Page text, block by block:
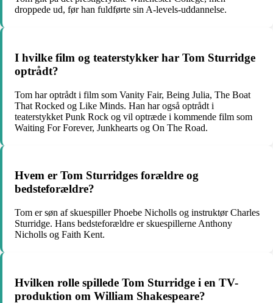
droppede ud, før han fuldførte sin A-levels-uddannelse.
I hvilke film og teaterstykker har Tom Sturridge
optrådt?
Tom har optrådt i film som Vanity Fair, Being Julia, The Boat
That Rocked og Like Minds. Han har også optrådt i
teaterstykket Punk Rock og vil optræde i kommende film som
Waiting For Forever, Junkhearts og On The Road.
Hvem er Tom Sturridges forældre og
bedsteforældre?
Tom er søn af skuespiller Phoebe Nicholls og instruktør Charles
Sturridge. Hans bedsteforældre er skuespillerne Anthony
Nicholls og Faith Kent.
Hvilken rolle spillede Tom Sturridge i en TV-
produktion om William Shakespeare?